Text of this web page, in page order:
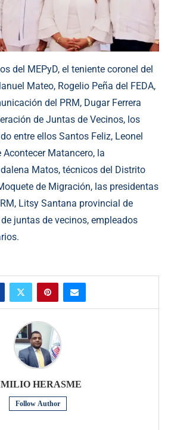
del MEPyD, el teniente coronel del
Mateo, Rogelio Peña del FEDA,
del PRM, Dugar Ferrera
de Juntas de Vecinos, los
entre ellos Santos Feliz, Leonel
Acontecer Matancero, la
Matos, técnicos del Distrito
de Migración, las presidentas
Litsy Santana provincial de
juntas de vecinos, empleados
HERASME
Follow Author